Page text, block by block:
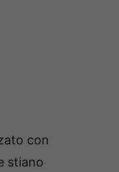
con
stiano